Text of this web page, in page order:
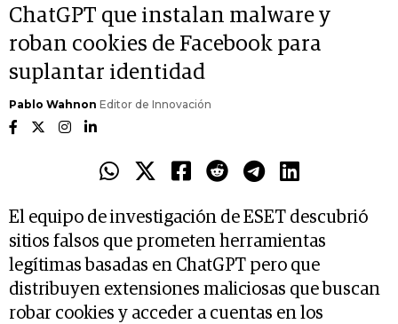
ChatGPT que instalan malware y
roban cookies de Facebook para
suplantar identidad
Pablo Wahnon Editor de Innovación
El equipo de investigación de ESET descubrió
sitios falsos que prometen herramientas
legítimas basadas en ChatGPT pero que
distribuyen extensiones maliciosas que buscan
robar cookies y acceder a cuentas en los